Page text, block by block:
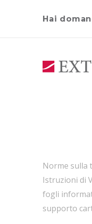
Hai
Norme sulla
Istruzioni di
fogli
supporto